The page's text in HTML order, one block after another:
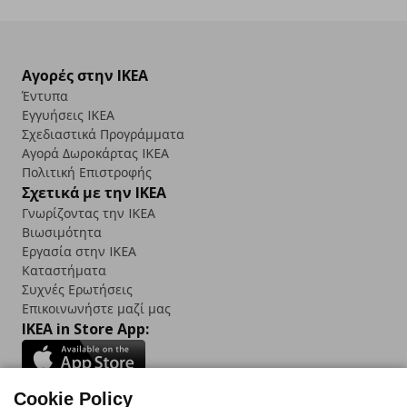
Αγορές στην IKEA
Έντυπα
Εγγυήσεις IKEA
Σχεδιαστικά Προγράμματα
Αγορά Δωρoκάρτας IKEA
Πολιτική Επιστροφής
Σχετικά με την IKEA
Γνωρίζοντας την IKEA
Βιωσιμότητα
Εργασία στην IKEA
Καταστήματα
Συχνές Ερωτήσεις
Επικοινωνήστε μαζί μας
IKEA in Store App:
Cookie Policy